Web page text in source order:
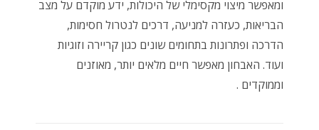
ומאפשר מיצוי מקסימלי של היכולות, ידע מוקדם על מצב
הבריאות, כעזרה למניעה, דרכים לנטרול חסימות,
הדרכה ופתרונות בתחומים שונים כגון קריירה וזוגיות
ועוד. האבחון מאפשר חיים מלאים יותר, מאוזנים
וממוקדים .